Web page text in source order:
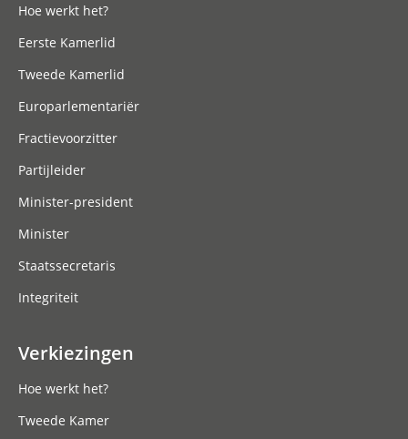
Hoe werkt het?
Eerste Kamerlid
Tweede Kamerlid
Europarlementariër
Fractievoorzitter
Partijleider
Minister-president
Minister
Staatssecretaris
Integriteit
Verkiezingen
Hoe werkt het?
Tweede Kamer